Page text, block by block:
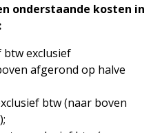
onderstaande kosten in
btw exclusief
afgerond op halve
btw (naar boven